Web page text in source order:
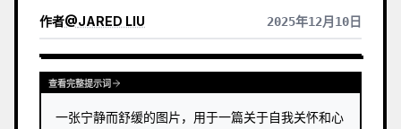
作者@JARED LIU 2025年12月10日
查看完整提示词
一张宁静而舒缓的图片，用于一篇关于自我关怀和心